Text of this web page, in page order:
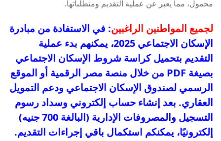
لجميع المواطنين الراغبين: في الاستفادة من مبادرة
الإسكان الاجتماعي 2025، يمكنهم بدء عملية
التقديم بتحميل كراسة شروط الإسكان الاجتماعي
بصيغة PDF من خلال منصة مصر الرقمية أو الموقع
الرسمي لصندوق الإسكان الاجتماعي ودعم التمويل
العقاري. بعد إنشاء حساب إلكتروني وسداد رسوم
التسجيل والمصروفات الإدارية (البالغة 700 جنيه)
إلكترونيًا، يمكنكم استكمال باقي إجراءات التقديم.